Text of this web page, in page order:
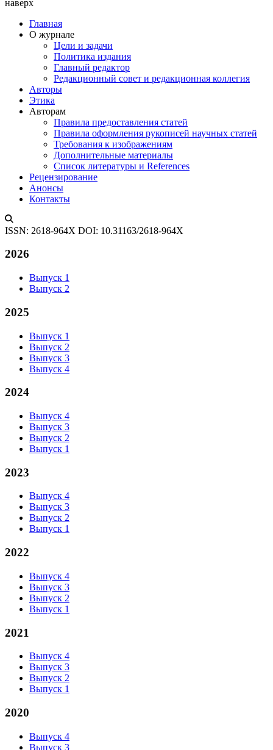
наверх
Главная
О журнале
Цели и задачи
Политика издания
Главный редактор
Редакционный совет и редакционная коллегия
Авторы
Этика
Авторам
Правила предоставления статей
Правила оформления рукописей научных статей
Требования к изображениям
Дополнительные материалы
Список литературы и References
Рецензирование
Анонсы
Контакты
ISSN: 2618-964X DOI: 10.31163/2618-964X
2026
Выпуск 1
Выпуск 2
2025
Выпуск 1
Выпуск 2
Выпуск 3
Выпуск 4
2024
Выпуск 4
Выпуск 3
Выпуск 2
Выпуск 1
2023
Выпуск 4
Выпуск 3
Выпуск 2
Выпуск 1
2022
Выпуск 4
Выпуск 3
Выпуск 2
Выпуск 1
2021
Выпуск 4
Выпуск 3
Выпуск 2
Выпуск 1
2020
Выпуск 4
Выпуск 3